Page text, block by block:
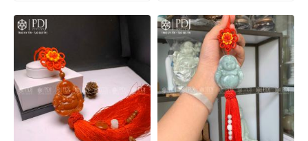
XEM CHI TIẾT XEM CHI TIẾT